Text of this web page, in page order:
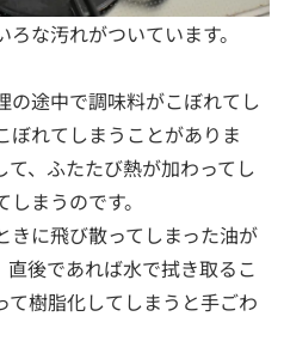
な汚れがついています。
の途中で調味料がこぼれてし
ぼれてしまうことがありま
、ふたたび熱が加わってし
まうのです。
きに飛び散ってしまった油が
後であれば水で拭き取るこ
て樹脂化してしまうと手ごわ